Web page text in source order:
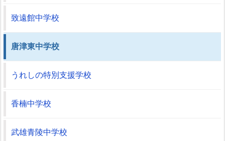
致遠館中学校
唐津東中学校
うれしの特別支援学校
香楠中学校
武雄青陵中学校